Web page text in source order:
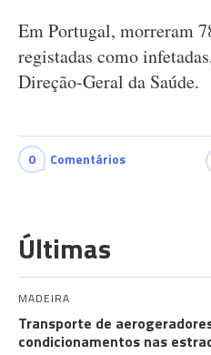
Em Portugal, morreram
registadas como
Direção-Geral da Saúde.
0 Comentários
Últimas
MADEIRA
Transporte de
condicionamentos nas